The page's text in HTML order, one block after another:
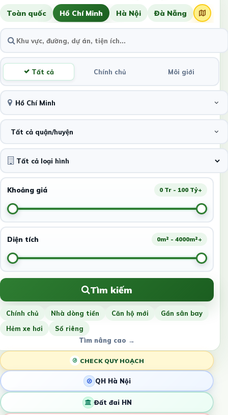
Toàn quốc Hồ Chí Minh Hà Nội Đà Nẵng
Tất cả Chính chủ Môi giới
Hồ Chí Minh
Tất cả quận/huyện
Khoảng giá 0 Tr - 100 Tỷ+
Diện tích 0m² - 4000m²+
Tìm kiếm
Chính chủ Nhà dòng tiền Căn hộ mới
Gần sân bay
Hẻm xe hơi
Sổ riêng
Tìm nâng cao →
CHECK QUY HOẠCH
QH Hà Nội
Đất đai HN